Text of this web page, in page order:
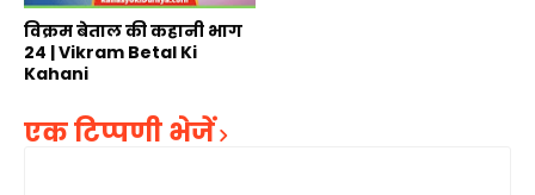
विक्रम बेताल की कहानी भाग
24 | Vikram Betal Ki
Kahani
एक टिप्पणी भेजें